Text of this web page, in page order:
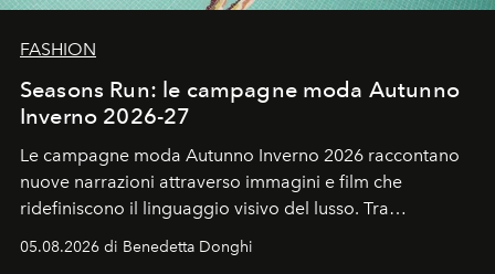
FASHION
Seasons Run: le campagne moda Autunno
Inverno 2026-27
Le campagne moda Autunno Inverno 2026 raccontano
nuove narrazioni attraverso immagini e film che
ridefiniscono il linguaggio visivo del lusso. Tra
protagonisti del cinema, volti della cultura
contemporanea e storytelling d'autore, le maison
05.08.2026 di Benedetta Donghi